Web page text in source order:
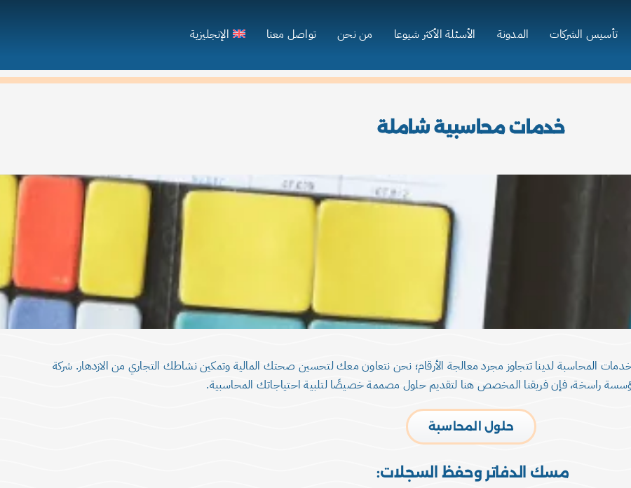
تأسيس الشركات المدونة الأسئلة الأكثر شيوعا من نحن تواصل معنا الإنجليزية
خدمات محاسبية شاملة
المحاسبة لدينا تتجاوز مجرد معالجة الأرقام؛ نحن نتعاون معك لتحسين صحتك المالية وتمكين نشاطك التجاري من الازدهار. شركة
راسخة، فإن فريقنا المخصص هنا لتقديم حلول مصممة خصيصًا لتلبية احتياجاتك المحاسبية.
حلول المحاسبة
مسك الدفاتر وحفظ السجلات: